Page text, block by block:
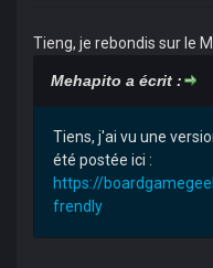
Tieng, je rebondis sur le
Mehapito a écrit :
Tiens, j'ai vu une
été postée ici :
https://
frendly